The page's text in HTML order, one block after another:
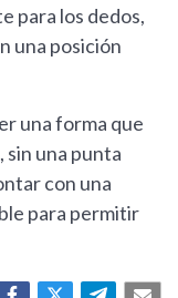
para los dedos,
una posición
una forma que
sin una punta
con una
para permitir